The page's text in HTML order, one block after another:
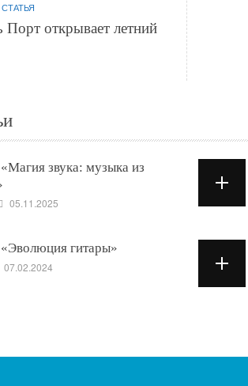
Порт открывает летний
звука: музыка из
05.11.2025
гитары»
07.02.2024